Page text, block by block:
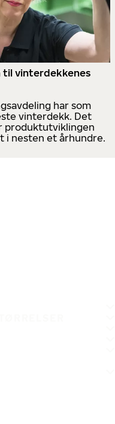
vinterdekkenes
har som
vinterdekk. Det
produktutviklingen
nesten et århundre.